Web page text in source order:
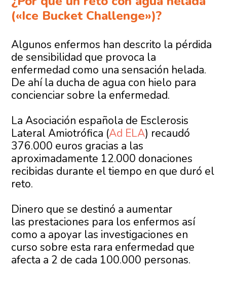
(«Ice Bucket Challenge»)?
Algunos enfermos han descrito la pérdida
de sensibilidad que provoca la
enfermedad como una sensación helada.
De ahí la ducha de agua con hielo para
concienciar sobre la enfermedad.
La Asociación española de Esclerosis
Lateral Amiotrófica (Ad ELA) recaudó
376.000 euros gracias a las
aproximadamente 12.000 donaciones
recibidas durante el tiempo en que duró el
reto.
Dinero que se destinó a aumentar
las prestaciones para los enfermos así
como a apoyar las investigaciones en
curso sobre esta rara enfermedad que
afecta a 2 de cada 100.000 personas.